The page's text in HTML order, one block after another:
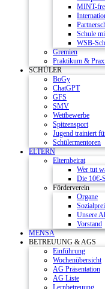
MINT-
Schule
WSB-
Gremien
Praktikum &
SCHÜLER
BoGy
ChatGPT
GFS
SMV
Wettbewerbe
Spitzensport
Jugend trainiert
Schülermentoren
ELTERN
Elternbeirat
Wer tut
Die 10€-
Förderverein
Organe
Unsere
Vorstand
MENSA
BETREUUNG & AGS
Einführung
Wochenübersicht
AG Präsentation
AG Liste
Lernbetreuung